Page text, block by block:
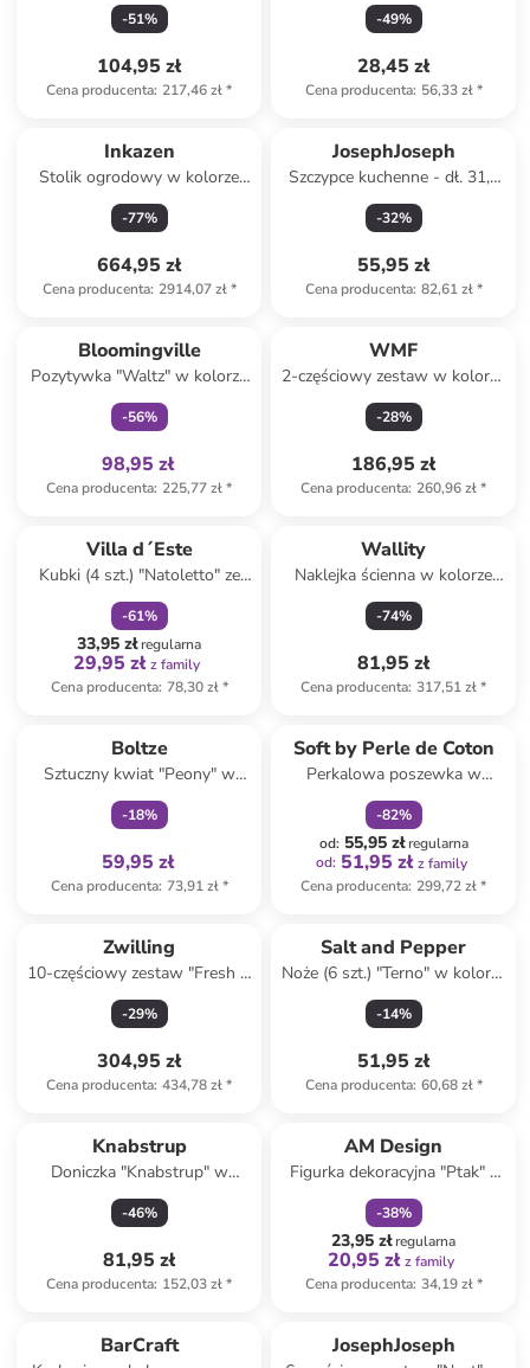
-51%
104,95 zł
Cena producenta: 217,46 zł*
-49%
28,45 zł
Cena producenta: 56,33 zł*
Inkazen
Stolik ogrodowy w kolorze
jasnobrązowym - 75 x Ø120
cm
-77%
664,95 zł
Cena producenta: 2914,07 zł*
JosephJoseph
Szczypce kuchenne - dł. 31,5
cm
-32%
55,95 zł
Cena producenta: 82,61 zł*
Bloomingville
Pozytywka "Waltz" w kolorze
czerwonym - 22 x 27 x 20 cm
-56%
98,95 zł
Cena producenta: 225,77 zł*
WMF
2-częściowy zestaw w kolorze
biało-srebrnym do mleka i
cukru
-28%
186,95 zł
Cena producenta: 260,96 zł*
Villa d´Este
Kubki (4 szt.) "Natoletto" ze
wzorem do kawy - 100 ml
-61%
33,95 złregularna
29,95 zł z family
Cena producenta: 78,30 zł*
Wallity
Naklejka ścienna w kolorze
biało-granatowym - 70 x 100
cm
-74%
81,95 zł
Cena producenta: 317,51 zł*
Boltze
Sztuczny kwiat "Peony" w
kolorze jasnoróżowo-zielonym
- wys. 72 cm
-18%
59,95 zł
Cena producenta: 73,91 zł*
Soft by Perle de Coton
Perkalowa poszewka w
kolorze fioletowym na
poduszkę
-82%
od: 55,95 złregularna
od: 51,95 zł z family
Cena producenta: 299,72 zł*
Zwilling
10-częściowy zestaw "Fresh &
Save Cube" w kolorze białym
-29%
304,95 zł
Cena producenta: 434,78 zł*
Salt and Pepper
Noże (6 szt.) "Terno" w kolorze
srebrno-czarnym do masła -
wys. 16 cm
-14%
51,95 zł
Cena producenta: 60,68 zł*
Knabstrup
Doniczka "Knabstrup" w
kolorze niebieskim - wys. 14,5
x Ø 16,5 cm
-46%
81,95 zł
Cena producenta: 152,03 zł*
AM Design
Figurka dekoracyjna "Ptak" -
dł. 13 cm (produkt
niespodzianka)
-38%
23,95 złregularna
20,95 zł z family
Cena producenta: 34,19 zł*
BarCraft JosephJoseph